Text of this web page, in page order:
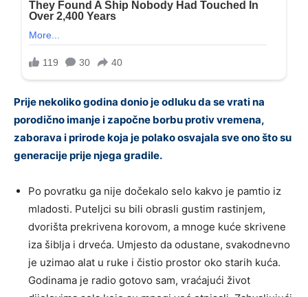
Prije nekoliko godina donio je odluku da se vrati na
porodično imanje i započne borbu protiv vremena,
zaborava i prirode koja je polako osvajala sve ono što su
generacije prije njega gradile.
Po povratku ga nije dočekalo selo kakvo je pamtio iz
mladosti. Puteljci su bili obrasli gustim rastinjem,
dvorišta prekrivena korovom, a mnoge kuće skrivene
iza šiblja i drveća. Umjesto da odustane, svakodnevno
je uzimao alat u ruke i čistio prostor oko starih kuća.
Godinama je radio gotovo sam, vraćajući život